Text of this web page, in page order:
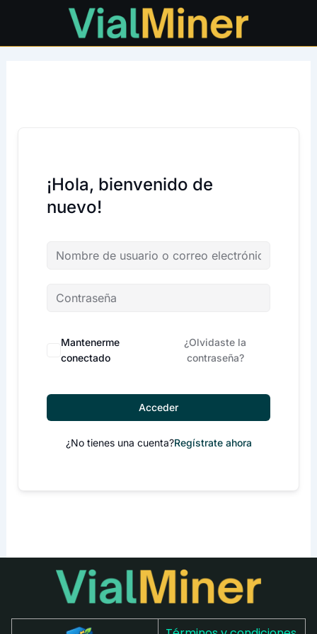
¡Hola, bienvenido de
nuevo!
Mantenerme
conectado
¿Olvidaste la
contraseña?
Acceder
¿No tienes una cuenta?Regístrate ahora